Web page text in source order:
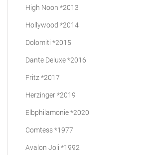
High Noon *2013
Hollywood *2014
Dolomiti *2015
Dante Deluxe *2016
Fritz *2017
Herzinger *2019
Elbphilamonie *2020
Comtess *1977
Avalon Joli *1992